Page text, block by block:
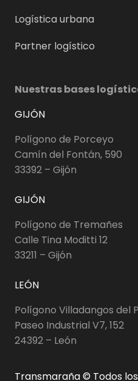
Logística urbana
Partner logístico
Nuestras bases
GIJÓN
Polígono de Porceyo
Camín del Fontán, 590
33392 – Gijón
GIJÓN
Polígono de Tremañes
Calle Tina Moditti 12
33211 – Gijón
LEÓN
Polígono Villadangos del
Paseo Industrial V7, 152
24392 – León
Transmaraña © Todos